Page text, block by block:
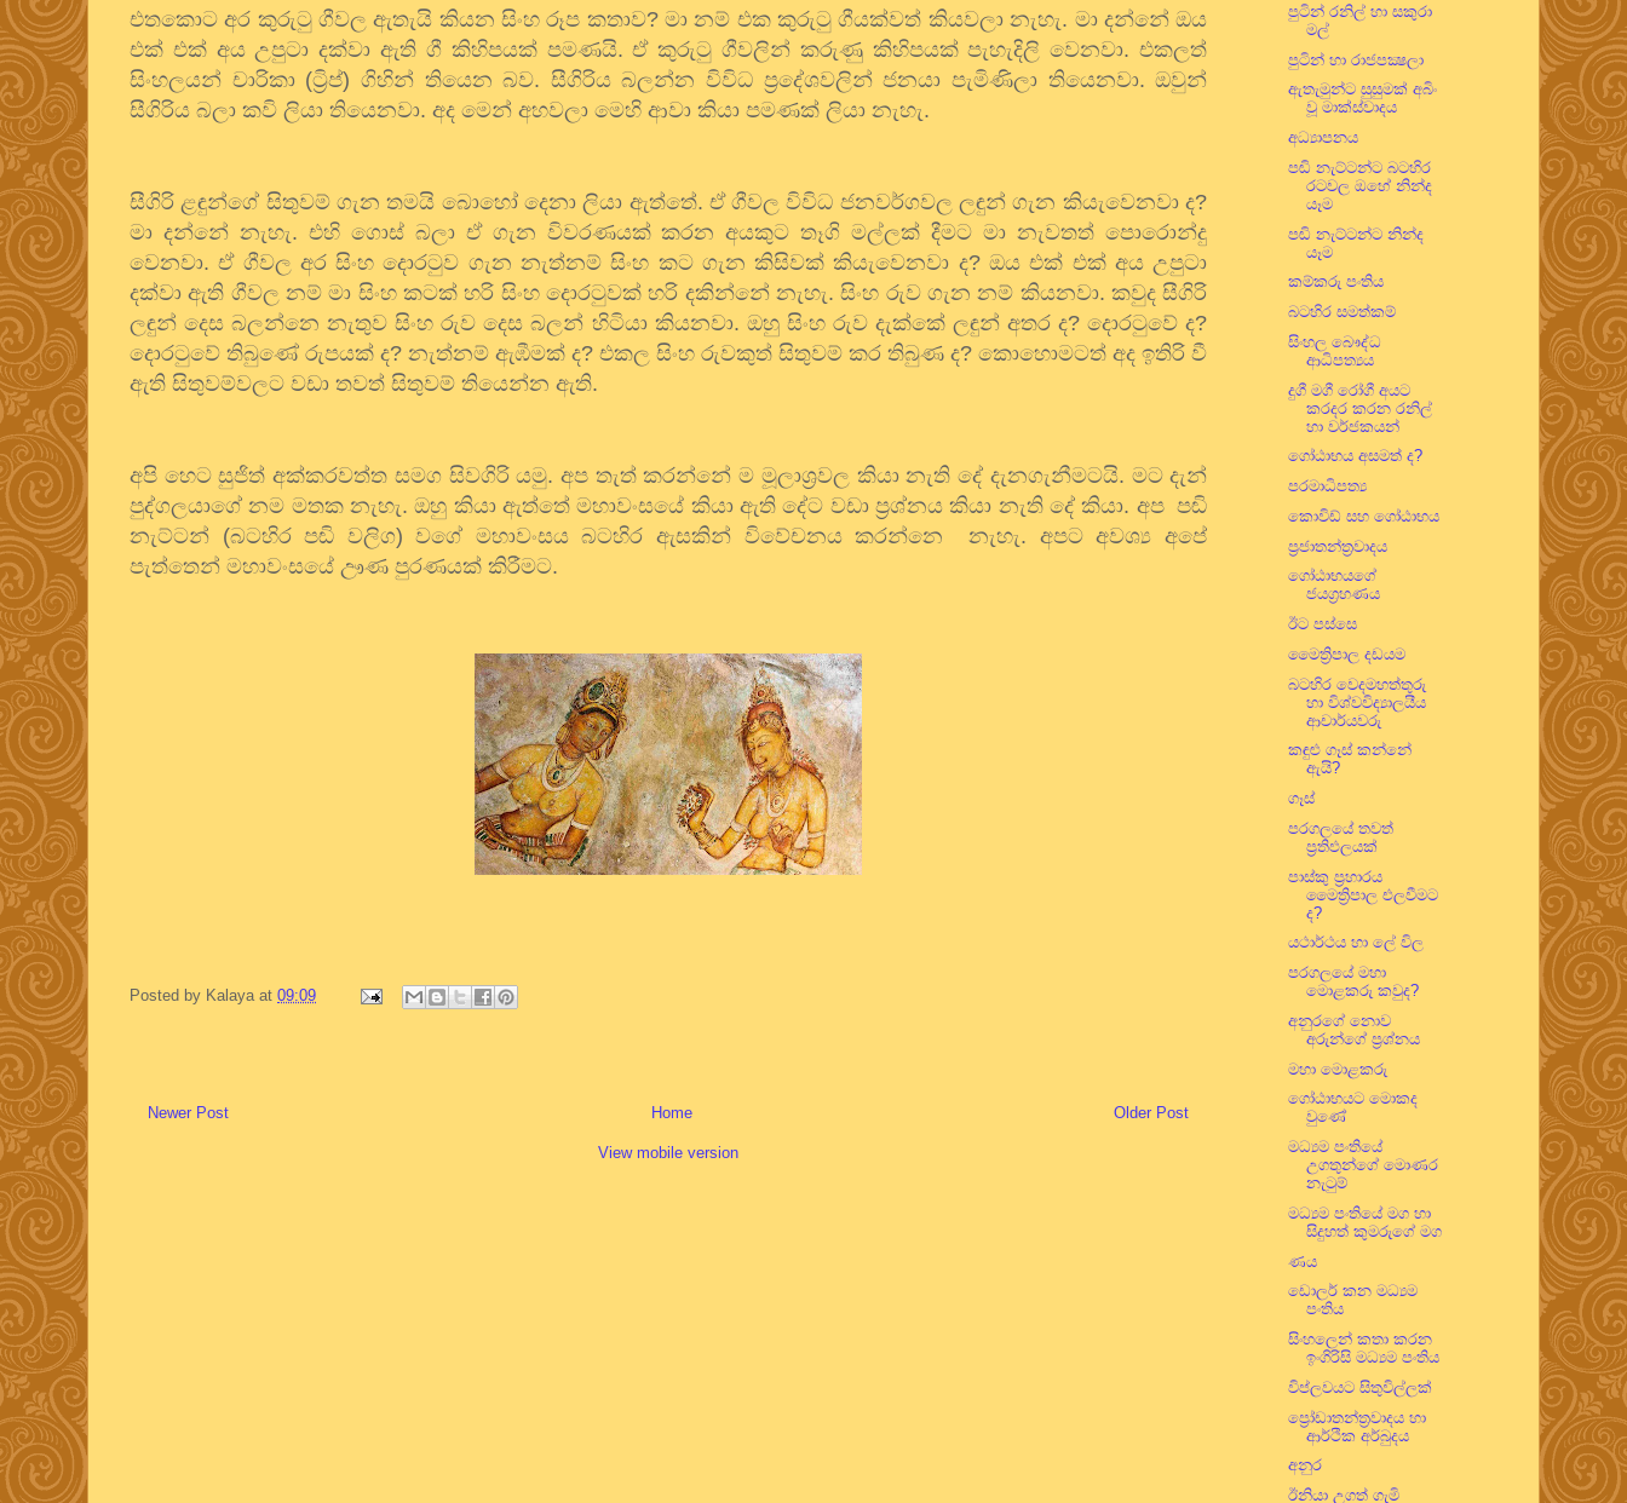
එතකොට අර කුරුටු ගීවල ඇතැයි කියන සිංහ රූප කතාව?මා නම් එක කුරුටු ගීයක්වත් කියවලා නැහැ. මා දන්නේ ඔය
එක් එක් අය උපුටා දක්වා ඇති ගී කිහිපයක් පමණයි.ඒ කුරුටු ගීවලින් කරුණු කිහිපයක් පැහැදිලි වෙනවා. එකලත්
සිංහලයන් චාරිකා(ට්‍රිප්) ගිහින් තියෙන බව. සීගිරිය බලන්න විවිධ ප්‍රදේශවලින් ජනයා පැමිණිලා තියෙනවා.ඔවුන්
සීගිරිය බලා කවි ලියා තියෙනවා. අද මෙන් අහවලා මෙහි ආවා කියා පමණක් ලියා නැහැ.
සීගිරි ළඳුන්ගේ සිතුවම් ගැන තමයි බොහෝ දෙනා ලියා ඇත්තේ. ඒ ගීවල විවිධ ජනවර්ගවල ලඳුන් ගැන කියැවෙනවා ද?
මා දන්නේ නැහැ. එහි ගොස් බලා ඒ ගැන විවරණයක් කරන අයකුට තෑගි මල්ලක් දීමට මා නැවතත් පොරොන්දු
වෙනවා.ඒ ගීවල අර සිංහ දොරටුව ගැන නැත්නම් සිංහ කට ගැන කිසිවක් කියැවෙනවා ද? ඔය එක් එක් අය උපුටා
දක්වා ඇති ගීවල නම් මා සිංහ කටක් හරි සිංහ දොරටුවක් හරි දකින්නේ නැහැ.සිංහ රුව ගැන නම් කියනවා. කවුද සීගිරි
ලඳුන් දෙස බලන්නෙ නැතුව සිංහ රුව දෙස බලන් හිටියා කියනවා. ඔහු සිංහ රුව දැක්කේ ලඳුන් අතර ද?දොරටුවේ ද?
දොරටුවේ තිබුණේ රුපයක් ද? නැත්නම් ඇඹීමක් ද? එකල සිංහ රුවකුත් සිතුවම් කර තිබුණ ද? කොහොමටත් අද ඉතිරි වී
ඇති සිතුවම්වලට වඩා තවත් සිතුවම් තියෙන්න ඇති.
අපි හෙට සුජිත් අක්කරවත්ත සමග සිවගිරි යමු.අප තැත් කරන්නේ ම මූලාශ්‍රවල කියා නැති දේ දැනගැනීමටයි. මට දැන්
පුද්ගලයාගේ නම මතක නැහැ.ඔහු කියා ඇත්තේ මහාවංසයේ කියා ඇති දේට වඩා ප්‍රශ්නය කියා නැති දේ කියා. අප පඬි
නැට්ටන් (බටහිර පඬි වලිග) වගේ මහාවංසය බටහිර ඇසකින් විවේචනය කරන්නෙ නැහැ. අපට අවශ්‍ය අපේ
පැත්තෙන් මහාවංසයේ ඌණ පුරණයක් කිරීමට.
Posted by Kalaya at 09:09
Newer Post Older Post
Home
View mobile version
පුටින් රනිල් හා සකුරා
මල්
පුටින් හා රාජපක්‍ෂලා
ඇතැමුන්ට සුසුමක් අබිං
වූ මාක්ස්වාදය
අධ්‍යාපනය
පඬි නැට්ටන්ට බටහිර
රටවල ඔහේ නින්ද
යෑම
පඬි නැට්ටන්ට නින්ද
යෑම
කම්කරු පංතිය
බටහිර සමත්කම්
සිංහල බෞද්ධ
ආධිපත්‍යය
දුගී මගී රෝගී අයට
කරදර කරන රනිල්
හා වර්ජකයන්
ගෝඨාභය අසමත් ද?
පරමාධිපත්‍ය
කොවිඩ් සහ ගෝඨාභය
ප්‍රජාතන්ත්‍රවාදය
ගෝඨාභයගේ
ජයග්‍රහණය
ඊට පස්සෙ
මෛත්‍රිපාල දඩයම
බටහිර වෙදමහත්තුරු
හා විශ්වවිද්‍යාලයීය
ආචාර්යවරු
කඳුළු ගෑස් කන්නේ
ඇයි?
ගෑස්
පරගලයේ තවත්
ප්‍රතිඵලයක්
පාස්කු ප්‍රහාරය
මෛත්‍රිපාල එලවීමට
ද?
යථාර්ථය හා ලේ විල
පරගලයේ මහා
මොළකරු කවුද?
අනුරගේ නොව
අරුන්ගේ ප්‍රශ්නය
මහා මොළකරු
ගෝඨාභයට මොකද
වුණේ
මධ්‍යම පංතියේ
උගතුන්ගේ මොණර
නැටුම්
මධ්‍යම පංතියේ මග හා
සිදුහත් කුමරුගේ මග
ණය
ඩොලර් කන මධ්‍යම
පංතිය
සිංහලෙන් කතා කරන
ඉංගිරිසි මධ්‍යම පංතිය
විප්ලවයට සිතුවිල්ලක්
ප්‍රෝඩාතන්ත්‍රවාදය හා
ආර්ථික අර්බුදය
අනුර
ඊනියා උගත් ගැමි